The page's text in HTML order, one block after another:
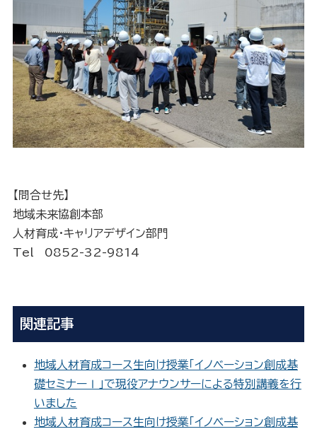
【問合せ先】
地域未来協創本部
人材育成・キャリアデザイン部門
Tel 0852-32-9814
関連記事
地域人材育成コース生向け授業「イノベーション創成基
礎セミナーⅠ」で現役アナウンサーによる特別講義を行
いました
地域人材育成コース生向け授業「イノベーション創成基